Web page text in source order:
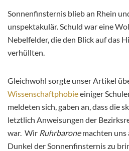
Sonnenfinsternis blieb an Rhein
unspektakulär. Schuld war eine
Nebelfelder, die den Blick auf das
verhüllten.
Gleichwohl sorgte unser Artikel
Wissenschaftphobieeiniger
meldeten sich, gaben an, dass die
letztlich Anweisungen der
war. Wir Ruhrbaronemachten uns
Dunkel der Sonnenfinsternis zu